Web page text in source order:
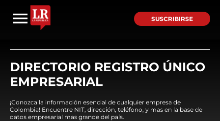
SUSCRIBIRSE
DIRECTORIO REGISTRO ÚNICO
EMPRESARIAL
¡Conozca la información esencial de cualquier empresa de
Colombia! Encuentre NIT, dirección, teléfono, y mas en la base de
datos empresarial mas grande del país.